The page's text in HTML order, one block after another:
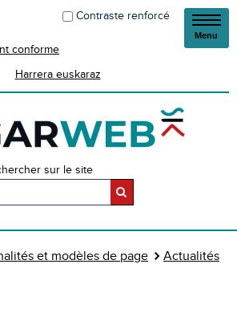
conforme
Contraste renforcé
Harrera euskaraz
sur le site
Menu
et modèles de page
Actualités